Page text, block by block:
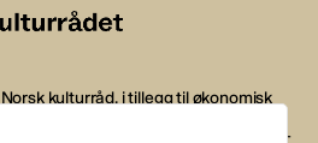
kulturråd, i tillegg til økonomisk
komponistforening og
drives etter Redaktør- og Vær Varsom-